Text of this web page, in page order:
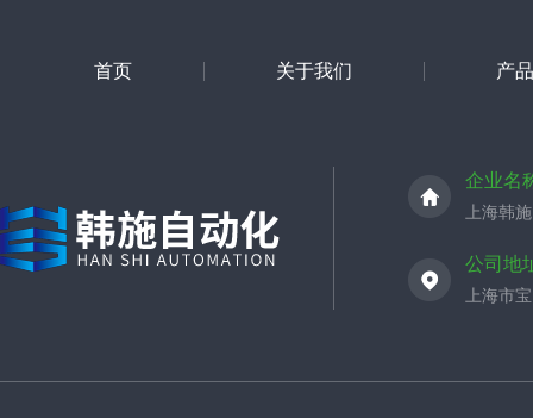
首页 关于我们 产
企业名
上海韩
公司地
上海市